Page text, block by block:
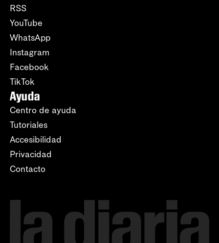
RSS
YouTube
WhatsApp
Instagram
Facebook
TikTok
Ayuda
Centro de ayuda
Tutoriales
Accesibilidad
Privacidad
Contacto